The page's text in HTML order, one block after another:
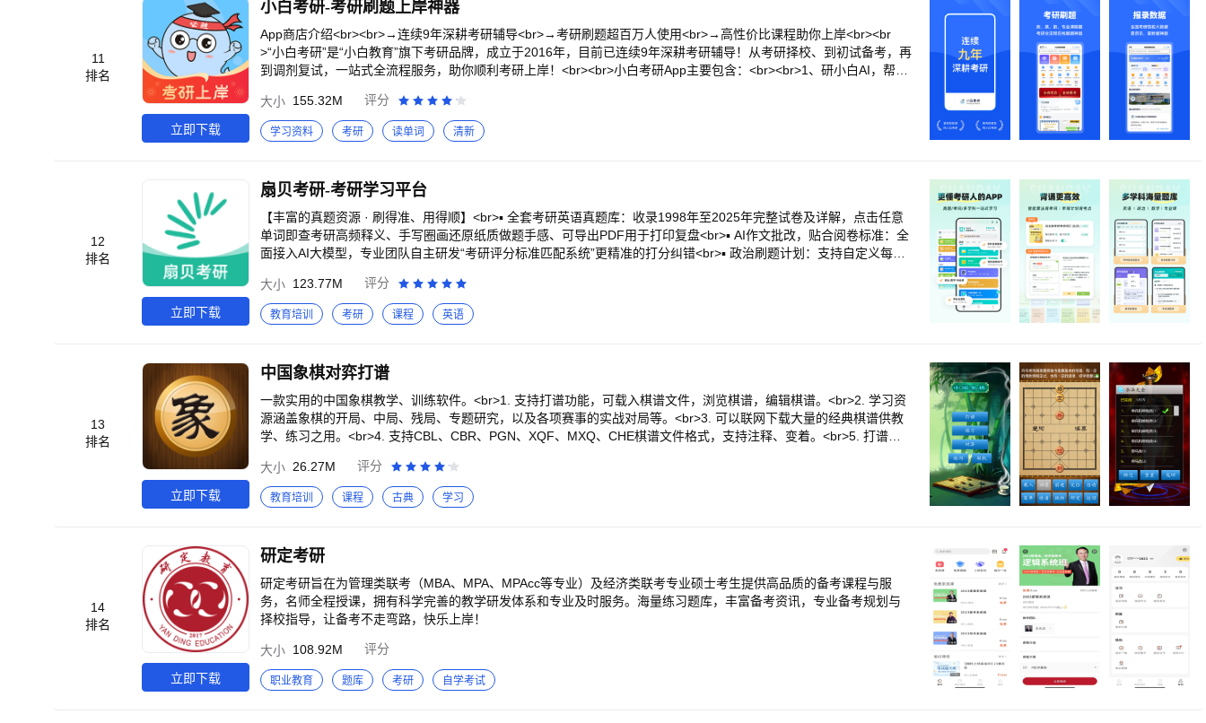
11
排名
立即下载
小白考研-考研刷题上岸神器
App商店介绍<br><br>→连续9年深耕考研辅导<br>→考研刷题超百万人使用<br>→高性价比课程助你上岸<br><br
>“小白考研”是“小白教育”旗下考研品牌，成立于2016年，目前已连续9年深耕考研辅导！从考研择校、到初试备考，再
到调剂复试，一站式全流程服务，助你顺利考研上岸！<br><br>小白考研App主要包含：<br><br>1、研小白AI，帮你
微信客服号：小白考研客服<br>微信服务号：小白教育<br>淘宝官方店铺：小白教育<br>拼多多官方店铺：小白考研
旗舰店<br>商务合作邮箱：ikaoyaner@163.com
大小 155.32M 评分
学习资料 考研 读单词 清新
12
排名
立即下载
扇贝考研-考研学习平台
【丰富的真题资源 · 刷得准、用得顺】<br>▪ 全套考研英语真题库：收录1998年至2025年完整试卷及详解，点击任意
单词即查考研高频释义、手写圈画还原纸质做题手感、可导出PDF用于打印复盘<br>▪ AI作文批改，贴合阅卷标准：全
面接入AI大模型，专业团队自主研发“考研评分标准匹配系统”更精准的打分纠错<br>▪ 政治刷题计划：支持自定义每日
3教育综合 / 306西医综合 / 307中医综合 / 199管综 / 396经济学，适配统考 / 联考命题趋势，核心考点标注<br>▪ 数学
真题宝：收录1998年至2025年真题，每道题配备“不跳步解析”<br><br>【高效的背诵方法 · 记得快、忘得慢】<br>▪
智能记忆算法背单词：聚焦考研英语一 / 二核心高频词、考研专属释义。通过专利「精简单词智能系统」（ZL 2024 1
/ 强化 / 冲刺）智能匹配内容，任务量贴合每日复习时长<br><br>【备考各阶段规划 · 从入门到复试，全程不迷茫】<b
r>▪ 智能规划，精准择校：基于DeepSeek R1大模型，整合近1000所院校近3年复试线 / 报录比 / 推免名额数据<br>▪
定制考研计划：生成 “可调整的每日任务清单”，支持日 / 周 / 月 / 年学习时长统计，进度可视化<br>▪ 考研同源报刊：
精选200篇外刊每日更新，选自考研真题同源刊物，标注真题高频词、长难句，边读边提升阅读速度与理解能力<br>▪
长难句每日一句：每天推送 1 句 “考研高频句式”，10分钟即可掌握，无需复杂语法基础也能突破长难句瓶颈<br>▪ 复
练：支持口语跟读与发音纠正，逐词、逐句、逐篇多维度打分。答案分段带背缓解面试紧张<br><br>联系我们：「我
的」-「帮助与客服」<br>考研会员服务协议：https://web.shanbay.com/tp/payment/pg-vip-service-agreement<br>
考研会员连续包月协议：https://web.shanbay.com/tp/payment/pg-vip-agreement
大小 123.77M 评分
教育培训 考研 课程 英语
13
排名
立即下载
中国象棋对弈打谱
一款实用的中国象棋教学、训练软件。<br>1. 支持打谱功能，可载入棋谱文件，浏览棋谱，编辑棋谱。<br>2. 学习资
源涵盖象棋的开局、中局、残局、专题研究，以及各项赛事的实战对局等。<br>3. 可以联网下载大量的经典棋谱供教
学、练习之用。<br>4. 支持CBL、CBR、PGN、XQF、MXQ、CHE棋谱文件格式，支持注释、变着。<br>5. 打谱模
种象棋杀法，并提供电脑提示和解答功能。<br>7. 练习模式支持摆设棋局和自定义棋局。<br>8. 支持人机对弈和电脑
提示功能，学习AI的正确着法，有效提升棋力。<br>9. 支持联网对弈，检验自己的棋力水平，提高实战能力。<br>10.
适合各种分辨率的屏幕。
大小 26.27M 评分
教育培训 课程 古典 学习
14
排名
立即下载
研定考研
研定考研旨在为管理类联考（MBA、MPA、MPAcc等专业）及经济类联考专业硕士考生提供高品质的备考课程与服
务，名师全程授课，拥有科学完善的教学研发体系和专业及时服务。海量练习题库，丰富备考资讯，专业备考规划与
择校指导，让备考不走弯路，快乐上岸！
大小 108.92M 评分
职业教育 题库 考研 自学考试